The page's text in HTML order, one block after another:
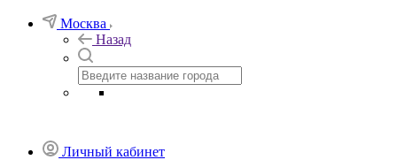
Москва
Назад
Личный кабинет